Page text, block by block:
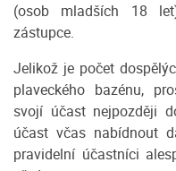
(osob mladších 18
zástupce.
Jelikož je počet
plaveckého bazénu,
svojí účast nejpozději
účast včas nabídnout
pravidelní účastníci